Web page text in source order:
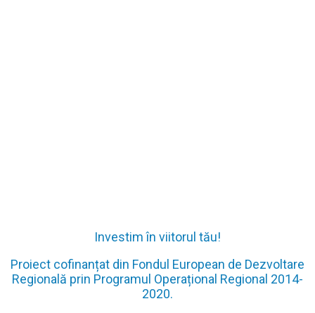
Investim în viitorul tău!
Proiect cofinanțat din Fondul European de Dezvoltare
Regională prin Programul Operațional Regional 2014-
2020.